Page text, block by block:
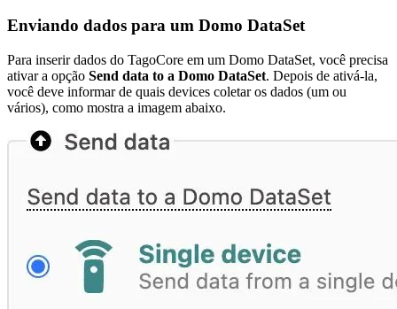
Enviando dados para um Domo DataSet
Para inserir dados do TagoCore em um Domo DataSet, você precisa
ativar a opção Send data to a Domo DataSet. Depois de ativá-la,
você deve informar de quais devices coletar os dados (um ou
vários), como mostra a imagem abaixo.